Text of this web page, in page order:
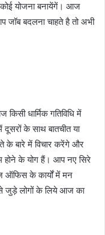
योजना बनायेंगें। आज
जॉब बदलना चाहते है तो अभी
धार्मिक गतिविधि में
के साथ बातचीत या
के बारे में विचार करेंगे और
होने के योग हैं। आप नए सिरे
के कार्यों में मन
से जुड़े लोगों के लिये आज का